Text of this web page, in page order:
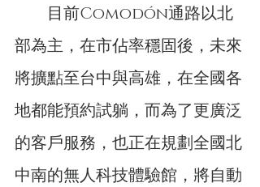
目前Comodón通路以北
部為主，在市佔率穩固後，未來
將擴點至台中與高雄，在全國各
地都能預約試躺，而為了更廣泛
的客戶服務，也正在規劃全國北
中南的無人科技體驗館，將自動